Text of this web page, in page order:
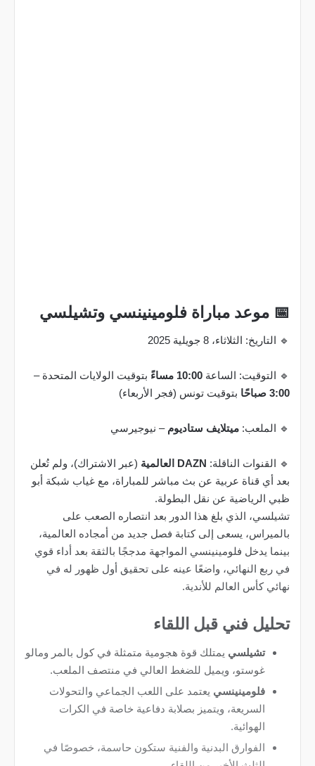
📅 موعد مباراة فلومينينسي وتشيلسي
🔹 التاريخ: الثلاثاء، 8 جويلية 2025
🔹 التوقيت: الساعة 10:00 مساءً
بتوقيت الولايات المتحدة –
3:00 صباحًا
بتوقيت تونس (فجر الأربعاء)
🔹 الملعب: ميتلايف ستاديوم – نيوجيرسي
🔹 القنوات الناقلة: DAZN العالمية
(عبر الاشتراك)، ولم تُعلن
بعد أي قناة عربية عن بث مباشر للمباراة، مع غياب شبكة أبو
ظبي الرياضية عن نقل البطولة.
تشيلسي، الذي بلغ هذا الدور بعد انتصاره الصعب على
بالميراس، يسعى إلى كتابة فصل جديد من أمجاده العالمية،
بينما يدخل فلومينينسي المواجهة مدججًا بالثقة بعد أداء قوي
في ربع النهائي، واضعًا عينه على تحقيق أول ظهور له في
نهائي كأس العالم للأندية.
تحليل فني قبل اللقاء
تشيلسي يمتلك قوة هجومية متمثلة في كول بالمر ومالو
غوستو، ويميل للضغط العالي في منتصف الملعب.
فلومينينسي يعتمد على اللعب الجماعي والتحولات
السريعة، ويتميز بصلابة دفاعية خاصة في الكرات
الهوائية.
الفوارق البدنية والفنية ستكون حاسمة، خصوصًا في